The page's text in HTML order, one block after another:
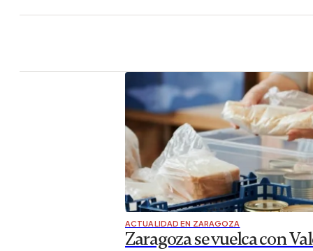
ACTUALIDAD EN ZARAGOZA
Zaragoza se vuelca con